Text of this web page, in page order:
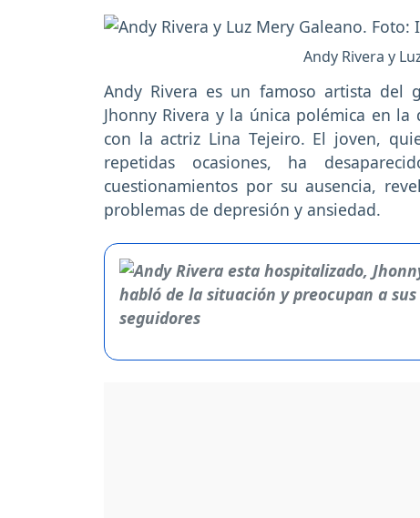
Andy Rivera y
Andy Rivera es un famoso artista del
Jhonny Rivera y la única polémica en
con la actriz Lina Tejeiro. El joven,
repetidas ocasiones, ha
cuestionamientos por su ausencia,
problemas de depresión y ansiedad.